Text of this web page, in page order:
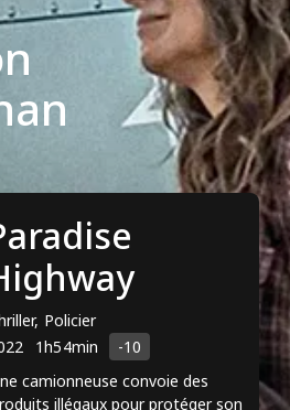
Policier
1h54min
-10
camionneuse convoie des
illégaux pour protéger son